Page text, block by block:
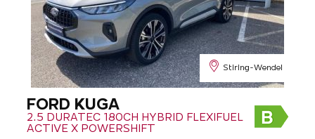
Stiring-Wendel
FORD KUGA
2.5 DURATEC 180CH HYBRID FLEXIFUEL
ACTIVE X POWERSHIFT